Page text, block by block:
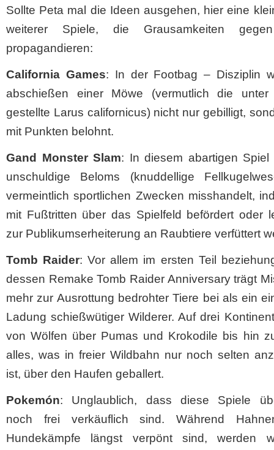
Sollte Peta mal die Ideen ausgehen, hier eine
weiterer Spiele, die Grausamkeiten
propagandieren:
California Games: In der Footbag – Disziplin
abschießen einer Möwe (vermutlich die unter
gestellte Larus californicus) nicht nur gebilligt,
mit Punkten belohnt.
Gand Monster Slam: In diesem abartigen Spiel
unschuldige Beloms (knuddellige
vermeintlich sportlichen Zwecken misshandelt,
mit Fußtritten über das Spielfeld befördert oder
zur Publikumserheiterung an Raubtiere verfüttert
Tomb Raider: Vor allem im ersten Teil
dessen Remake Tomb Raider Anniversary trägt
mehr zur Ausrottung bedrohter Tiere bei als ein
Ladung schießwütiger Wilderer. Auf drei
von Wölfen über Pumas und Krokodile bis hin
alles, was in freier Wildbahn nur noch selten
ist, über den Haufen geballert.
Pokemón: Unglaublich, dass diese Spiele
noch frei verkäuflich sind. Während
Hundekämpfe längst verpönt sind, werden